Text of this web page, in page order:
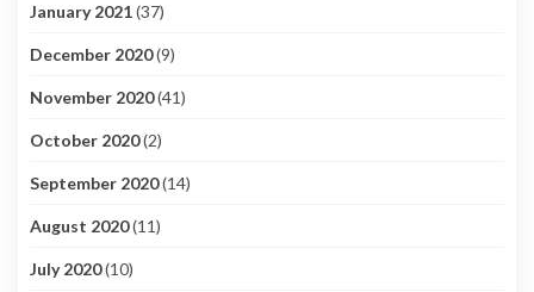
January 2021(37)
December 2020(9)
November 2020(41)
October 2020(2)
September 2020(14)
August 2020(11)
July 2020(10)